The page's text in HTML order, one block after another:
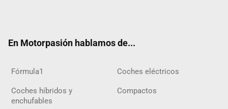
En Motorpasión hablamos de...
Fórmula1 Coches eléctricos
Coches híbridos y
enchufables
Compactos